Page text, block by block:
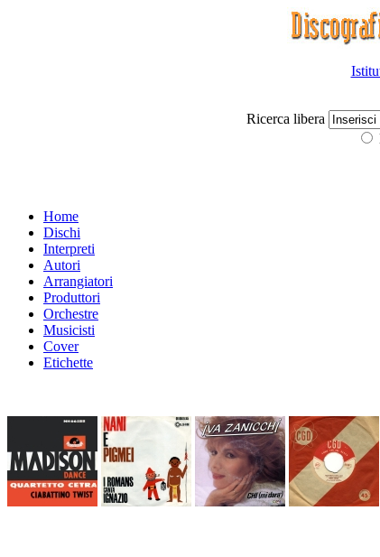
Ricerca libera
Home
Dischi
Interpreti
Autori
Arrangiatori
Produttori
Orchestre
Musicisti
Cover
Etichette